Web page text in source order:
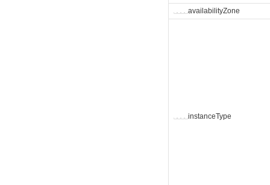
␣␣␣␣availabilityZone
␣␣␣␣instanceType